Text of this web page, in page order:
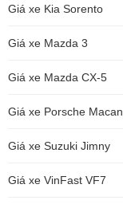
Giá xe Kia Sorento
Giá xe Mazda 3
Giá xe Mazda CX-5
Giá xe Porsche Macan
Giá xe Suzuki Jimny
Giá xe VinFast VF7